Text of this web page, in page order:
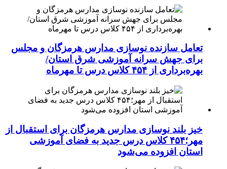
تعامل سازنده نوسازی مدارس هرمزگان و مجلس
برای جهش سرانه آموزشی شرق استان/
بهره‌برداری از ۴۵۴ کلاس درس تا مهرماه
خیز بلند نوسازی مدارس هرمزگان برای استقبال از
مهر؛۴۵۴ کلاس درس جدید به فضای آموزشی
استان افزوده می‌شود